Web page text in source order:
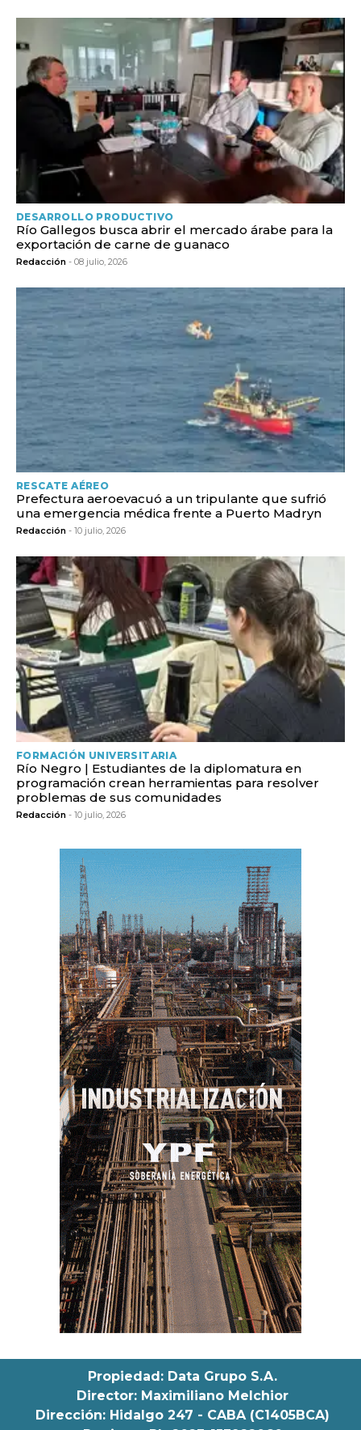
DESARROLLO PRODUCTIVO
Río Gallegos busca abrir el mercado árabe para la
exportación de carne de guanaco
Redacción - 08 julio, 2026
RESCATE AÉREO
Prefectura aeroevacuó a un tripulante que sufrió
una emergencia médica frente a Puerto Madryn
Redacción - 10 julio, 2026
FORMACIÓN UNIVERSITARIA
Río Negro | Estudiantes de la diplomatura en
programación crean herramientas para resolver
problemas de sus comunidades
Redacción - 10 julio, 2026
Propiedad: Data Grupo S.A.
Director: Maximiliano Melchior
Dirección: Hidalgo 247 - CABA (C1405BCA)